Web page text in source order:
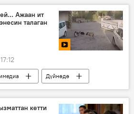
Ажаан ит
талаган
Дүйнөдө
жаракат
кетти